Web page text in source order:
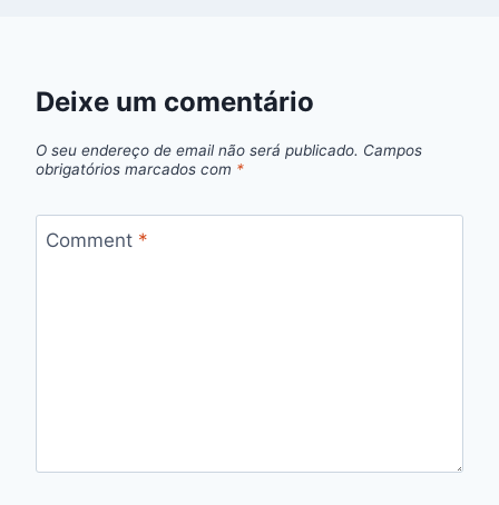
Deixe um comentário
O seu endereço de email não será publicado. Campos
obrigatórios marcados com *
Comment *